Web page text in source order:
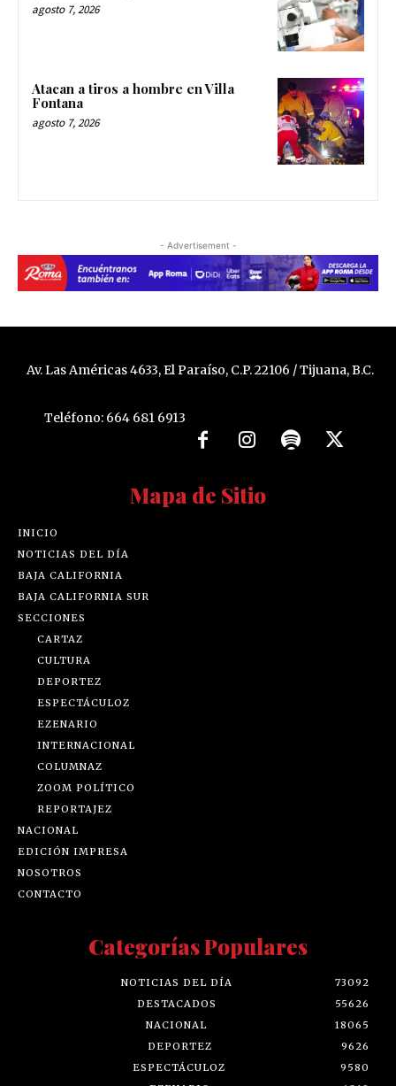
agosto 7, 2026
Atacan a tiros a hombre en Villa
Fontana
agosto 7, 2026
- Advertisement -
Av. Las Américas 4633, El Paraíso, C.P. 22106 / Tijuana, B.C.
Teléfono: 664 681 6913
Mapa de Sitio
INICIO
NOTICIAS DEL DÍA
BAJA CALIFORNIA
BAJA CALIFORNIA SUR
SECCIONES
CARTAZ
CULTURA
DEPORTEZ
ESPECTÁCULOZ
EZENARIO
INTERNACIONAL
COLUMNAZ
ZOOM POLÍTICO
REPORTAJEZ
NACIONAL
EDICIÓN IMPRESA
NOSOTROS
CONTACTO
Categorías Populares
NOTICIAS DEL DÍA
73092
DESTACADOS
55626
NACIONAL
18065
DEPORTEZ
9626
ESPECTÁCULOZ
9580